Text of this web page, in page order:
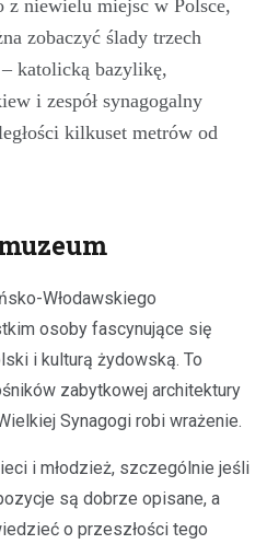
z niewielu miejsc w Polsce,
zobaczyć ślady trzech
katolicką bazylikę,
i zespół synagogalny
kilkuset metrów od
Włodawskiego
osoby fascynujące się
i kulturą żydowską. To
zabytkowej architektury
Synagogi robi wrażenie.
i młodzież, szczególnie jeśli
są dobrze opisane, a
o przeszłości tego